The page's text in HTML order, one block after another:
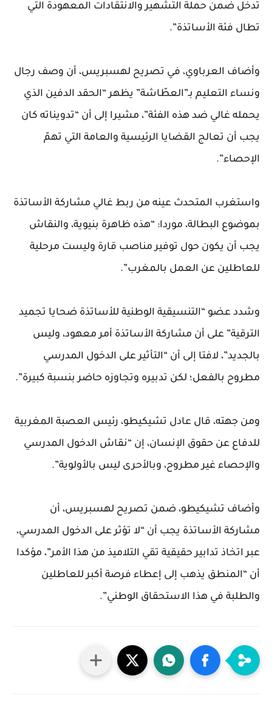
تدخل ضمن حملة التشهير والانتقادات المعهودة التي
تطال فئة الأساتذة”.
وأضاف العرباوي، في تصريح لهسبريس، أن وصف رجال
ونساء التعليم بـ”العطّاشة” يظهر “الحقد الدفين الذي
يحمله غالي ضد هذه الفئة”، مشيرا إلى أن “تدويناته كان
يجب أن تعالج القضايا الرئيسية والعامة التي تهمّ
الإحصاء”.
واستغرب المتحدث عينه من ربط غالي مشاركة الأساتذة
بموضوع البطالة، موردا: “هذه ظاهرة بنيوية، والنقاش
يجب أن يكون حول توفير مناصب قارة وليست مرحلية
للعاطلين عن العمل بالمغرب”.
وشدد عضو “التنسيقية الوطنية للأساتذة ضحايا تجميد
الترقية” على أن مشاركة الأساتذة أمر معهود، وليس
بالجديد”، لافتا إلى أن “التأثير على الدخول المدرسي
مطروح بالفعل؛ لكن تدبيره وتجاوزه حاضر بنسبة كبيرة”.
ومن جهته، قال عادل تشيكيطو، رئيس العصبة المغربية
للدفاع عن حقوق الإنسان، إن “نقاش الدخول المدرسي
والإحصاء غير مطروح، وبالأحرى ليس بالأولوية”.
وأضاف تشيكيطو، ضمن تصريح لهسبريس، أن
مشاركة الأساتذة يجب أن “لا تؤثر على الدخول المدرسي،
عبر اتخاذ تدابير حقيقية تقي التلاميذ من هذا الأمر”، مؤكدا
أن “المنطق يذهب إلى إعطاء فرصة أكبر للعاطلين
والطلبة في هذا الاستحقاق الوطني”.